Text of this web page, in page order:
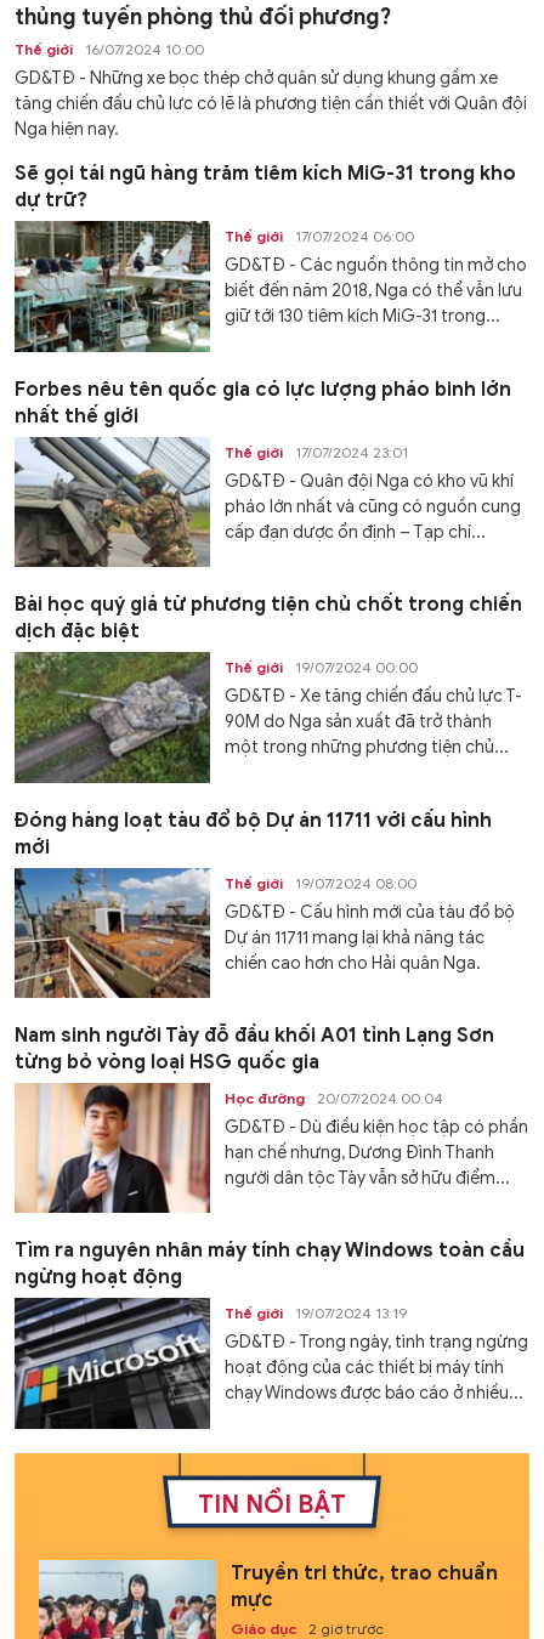
thủng tuyến phòng thủ đối phương?
Thế giới 16/07/2024 10:00
GD&TĐ - Những xe bọc thép chở quân sử dụng khung gầm xe
tăng chiến đấu chủ lực có lẽ là phương tiện cần thiết với Quân đội
Nga hiện nay.
Sẽ gọi tái ngũ hàng trăm tiêm kích MiG-31 trong kho
dự trữ?
Thế giới 17/07/2024 06:00
GD&TĐ - Các nguồn thông tin mở cho
biết đến năm 2018, Nga có thể vẫn lưu
giữ tới 130 tiêm kích MiG-31 trong...
Forbes nêu tên quốc gia có lực lượng pháo binh lớn
nhất thế giới
Thế giới 17/07/2024 23:01
GD&TĐ - Quân đội Nga có kho vũ khí
pháo lớn nhất và cũng có nguồn cung
cấp đạn dược ổn định – Tạp chí...
Bài học quý giá từ phương tiện chủ chốt trong chiến
dịch đặc biệt
Thế giới 19/07/2024 00:00
GD&TĐ - Xe tăng chiến đấu chủ lực T-
90M do Nga sản xuất đã trở thành
một trong những phương tiện chủ...
Đóng hàng loạt tàu đổ bộ Dự án 11711 với cấu hình
mới
Thế giới 19/07/2024 08:00
GD&TĐ - Cấu hình mới của tàu đổ bộ
Dự án 11711 mang lại khả năng tác
chiến cao hơn cho Hải quân Nga.
Nam sinh người Tày đỗ đầu khối A01 tỉnh Lạng Sơn
từng bỏ vòng loại HSG quốc gia
Học đường 20/07/2024 00:04
GD&TĐ - Dù điều kiện học tập có phần
hạn chế nhưng, Dương Đình Thanh
người dân tộc Tày vẫn sở hữu điểm...
Tìm ra nguyên nhân máy tính chạy Windows toàn cầu
ngừng hoạt động
Thế giới 19/07/2024 13:19
GD&TĐ - Trong ngày, tình trạng ngừng
hoạt động của các thiết bị máy tính
chạy Windows được báo cáo ở nhiều...
TIN NỔI BẬT
Truyền tri thức, trao chuẩn
mực
Giáo dục 2 giờ trước